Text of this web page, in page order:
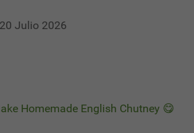
Julio 2026
Homemade English Chutney 😋